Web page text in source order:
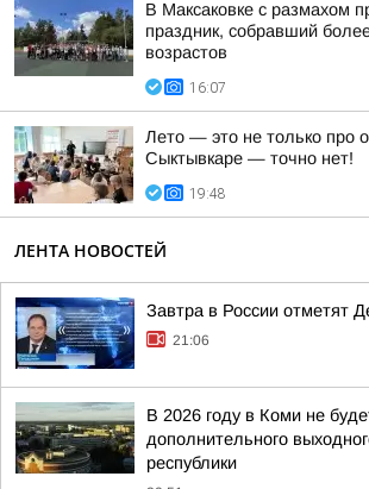
В Максаковке с размахом
праздник, собравший
возрастов
16:07
Лето — это не только про
Сыктывкаре — точно нет!
19:48
ЛЕНТА НОВОСТЕЙ
Завтра в России отметят
21:06
В 2026 году в Коми не
дополнительного
республики